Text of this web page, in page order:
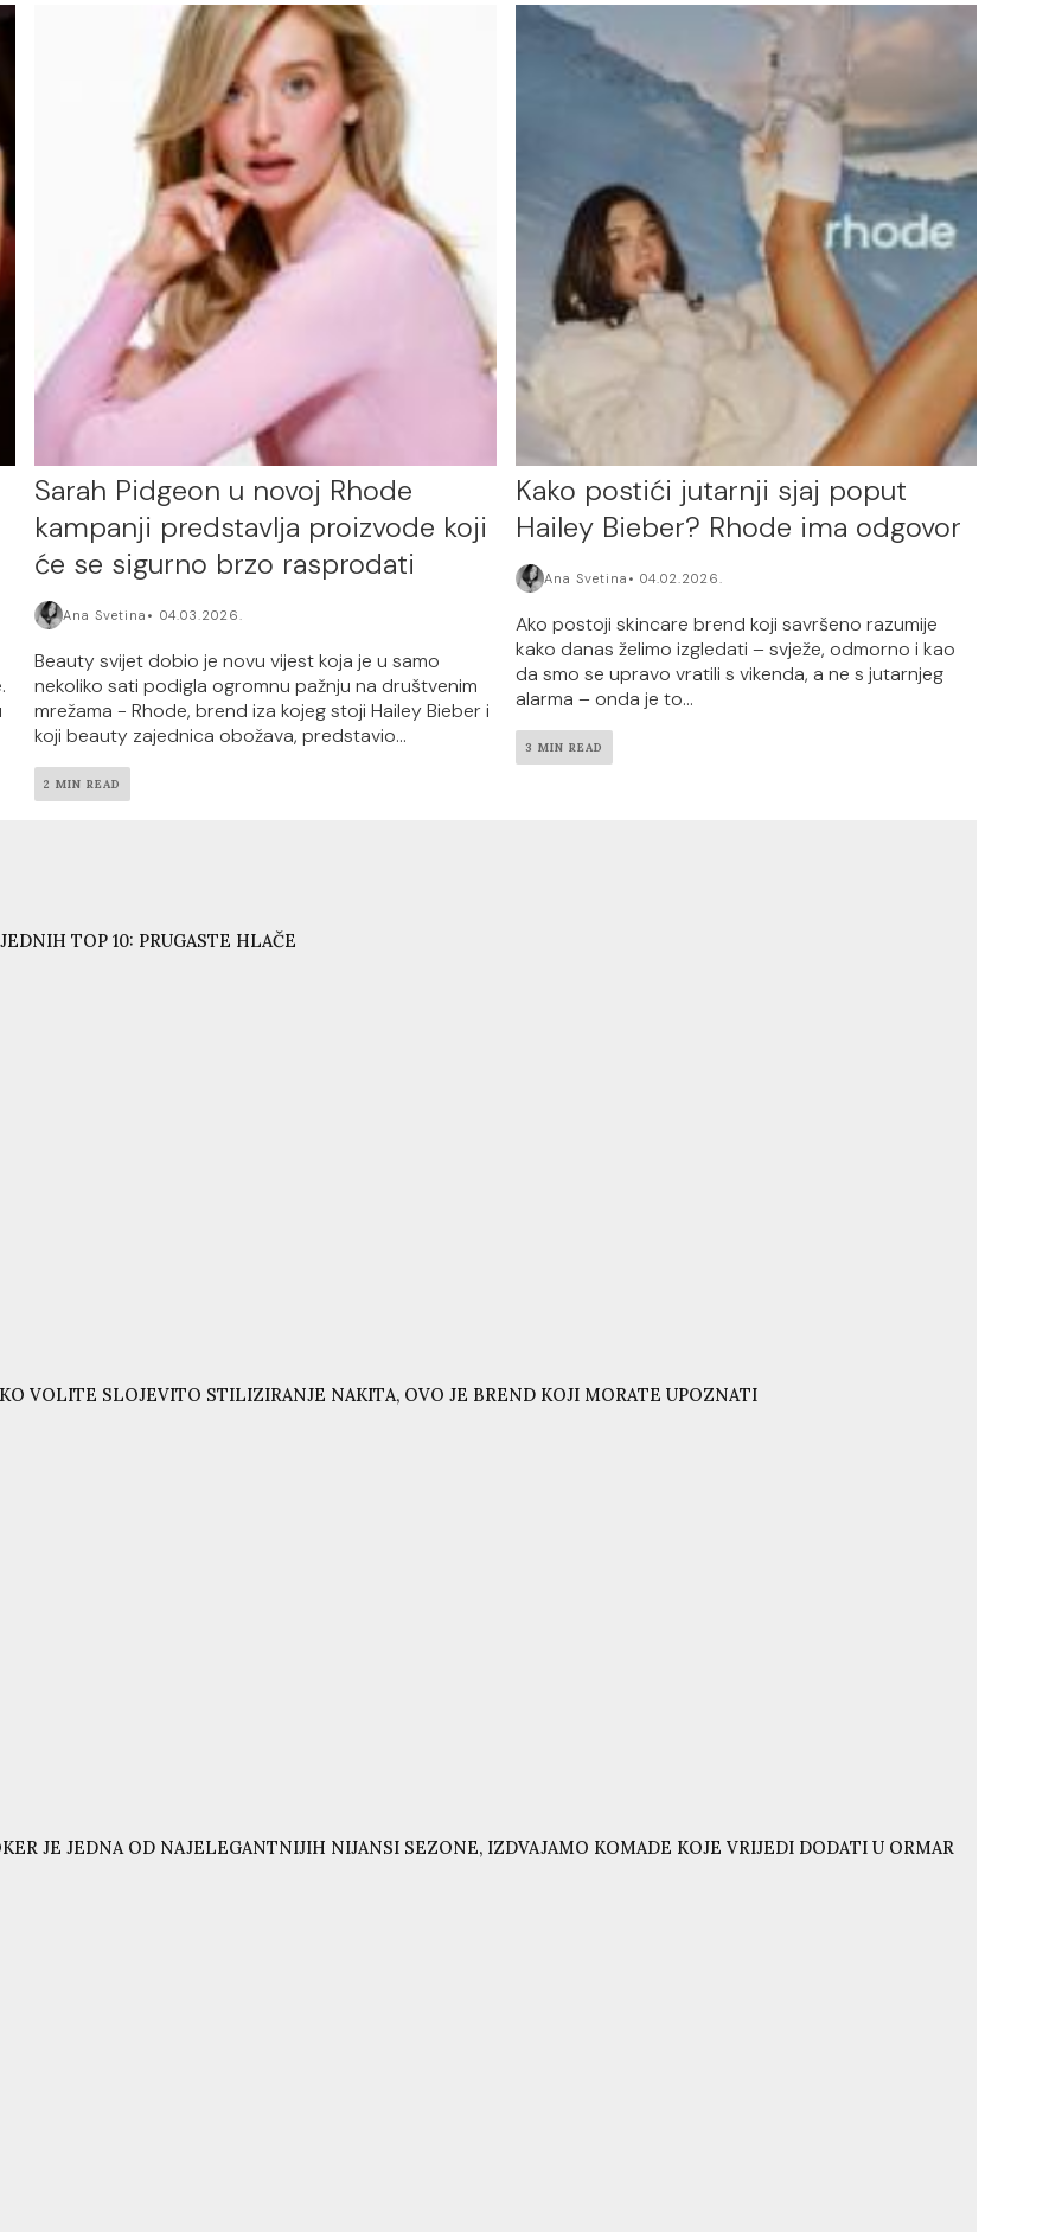
Sarah Pidgeon u novoj Rhode
kampanji predstavlja proizvode koji
će se sigurno brzo rasprodati
Ana Svetina 04.03.2026.
Beauty svijet dobio je novu vijest koja je u samo
nekoliko sati podigla ogromnu pažnju na društvenim
mrežama - Rhode, brend iza kojeg stoji Hailey Bieber i
koji beauty zajednica obožava, predstavio...
2 MIN READ
Kako postići jutarnji sjaj poput
Hailey Bieber? Rhode ima odgovor
Ana Svetina 04.02.2026.
Ako postoji skincare brend koji savršeno razumije
kako danas želimo izgledati – svježe, odmorno i kao
da smo se upravo vratili s vikenda, a ne s jutarnjeg
alarma – onda je to...
3 MIN READ
TOP 10: PRUGASTE HLAČE
VOLITE SLOJEVITO STILIZIRANJE NAKITA, OVO JE BREND KOJI MORATE UPOZNATI
JE JEDNA OD NAJELEGANTNIJIH NIJANSI SEZONE, IZDVAJAMO KOMADE KOJE VRIJEDI DODATI U ORMAR